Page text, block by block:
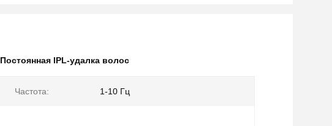
Постоянная IPL-удалка волос
Частота: 1-10 Гц